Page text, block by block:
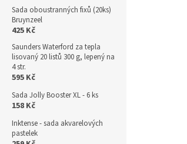
Sada oboustranných fixů (20ks)
Bruynzeel
425 Kč
Saunders Waterford za tepla
lisovaný 20 listů 300 g, lepený na
4 str.
595 Kč
Sada Jolly Booster XL - 6 ks
158 Kč
Inktense - sada akvarelových
pastelek